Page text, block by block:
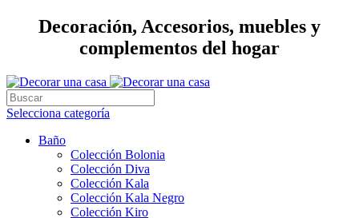
Decoración, Accesorios, muebles y
complementos del hogar
Selecciona categoría
Baño
Colección Bolonia
Colección Diva
Colección Kala
Colección Kala Negro
Colección Kiro